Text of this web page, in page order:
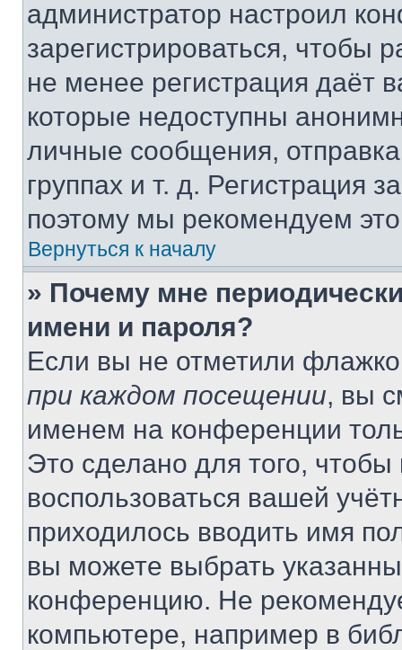
администратор настроил
зарегистрироваться, чтобы
не менее регистрация даёт
которые недоступны
личные сообщения,
группах и т. д. Регистрация
поэтому мы рекомендуем
Вернуться к началу
» Почему мне
имени и пароля?
Если вы не отметили
при каждом посещении, вы
именем на конференции
Это сделано для того, чтобы
воспользоваться вашей
приходилось вводить имя
вы можете выбрать
конференцию. Не
компьютере, например в